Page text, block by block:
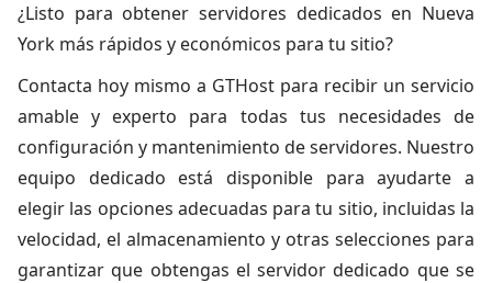
¿Listo para obtener servidores dedicados en Nueva
York más rápidos y económicos para tu sitio?
Contacta hoy mismo a GTHost para recibir un servicio
amable y experto para todas tus necesidades de
configuración y mantenimiento de servidores. Nuestro
equipo dedicado está disponible para ayudarte a
elegir las opciones adecuadas para tu sitio, incluidas la
velocidad, el almacenamiento y otras selecciones para
garantizar que obtengas el servidor dedicado que se